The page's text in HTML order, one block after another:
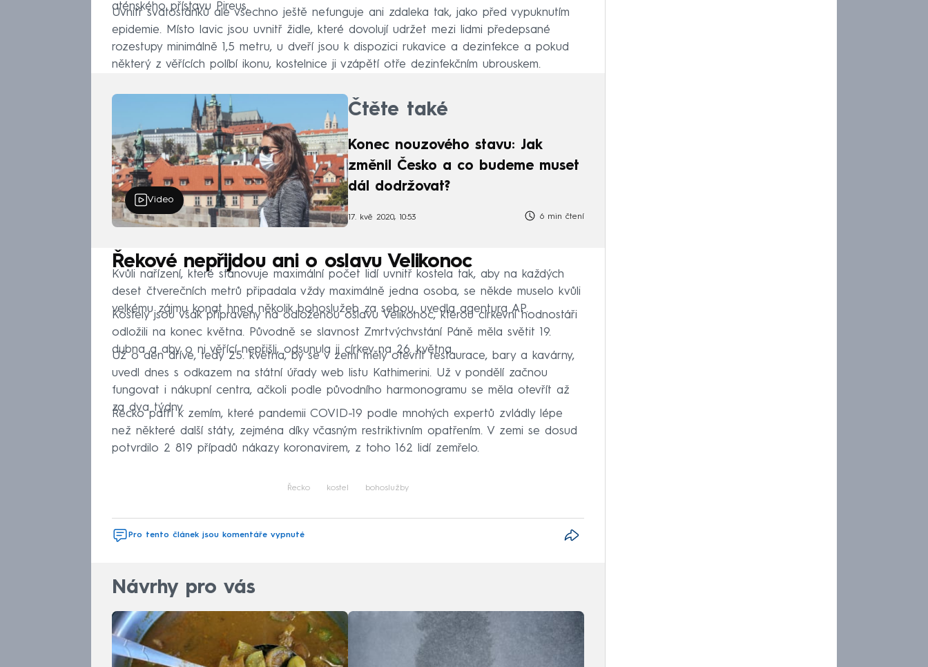
aténského přístavu Pireus.
Uvnitř svatostánků ale všechno ještě nefunguje ani zdaleka tak, jako před vypuknutím
epidemie. Místo lavic jsou uvnitř židle, které dovolují udržet mezi lidmi předepsané
rozestupy minimálně 1,5 metru, u dveří jsou k dispozici rukavice a dezinfekce a pokud
některý z věřících políbí ikonu, kostelnice ji vzápětí otře dezinfekčním ubrouskem.
Video
Čtěte také
Konec nouzového stavu: Jak
změnil Česko a co budeme muset
dál dodržovat?
17. kvě 2020, 10:53 6 min čtení
Řekové nepřijdou ani o oslavu Velikonoc
Kvůli nařízení, které stanovuje maximální počet lidí uvnitř kostela tak, aby na každých
deset čtverečních metrů připadala vždy maximálně jedna osoba, se někde muselo kvůli
velkému zájmu konat hned několik bohoslužeb za sebou, uvedla agentura AP.
Kostely jsou však připraveny na odloženou oslavu Velikonoc, kterou církevní hodnostáři
odložili na konec května. Původně se slavnost Zmrtvýchvstání Páně měla světit 19.
dubna a aby o ni věřící nepřišli, odsunula ji církev na 26. května.
Už o den dříve, tedy 25. května, by se v zemi měly otevřít restaurace, bary a kavárny,
uvedl dnes s odkazem na státní úřady web listu Kathimerini. Už v pondělí začnou
fungovat i nákupní centra, ačkoli podle původního harmonogramu se měla otevřít až
za dva týdny.
Řecko patří k zemím, které pandemii COVID-19 podle mnohých expertů zvládly lépe
než některé další státy, zejména díky včasným restriktivním opatřením. V zemi se dosud
potvrdilo 2 819 případů nákazy koronavirem, z toho 162 lidí zemřelo.
Řecko kostel bohoslužby
Pro tento článek jsou komentáře vypnuté
Návrhy pro vás